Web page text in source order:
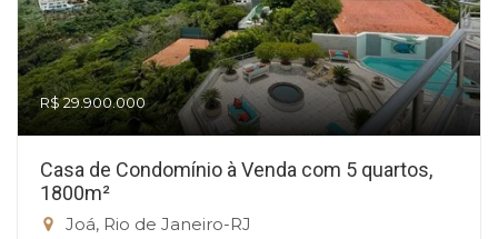
R$ 29.900.000
Casa de Condomínio à Venda com 5 quartos,
1800m²
Joá, Rio de Janeiro-RJ